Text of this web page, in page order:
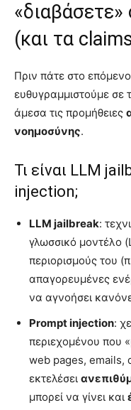
(και τα
Πριν πάτε στο
ευθυγραμμιστούμε σε
άμεσα τις προμήθειες
νοημοσύνης.
Τι είναι LLM
injection;
LLM jailbreak:
γλωσσικό μοντέλο
περιορισμούς του
απαγορευμένες
να αγνοήσει
Prompt injection:
περιεχομένου που
web pages, emails,
εκτελέσει
μπορεί να γίνει και